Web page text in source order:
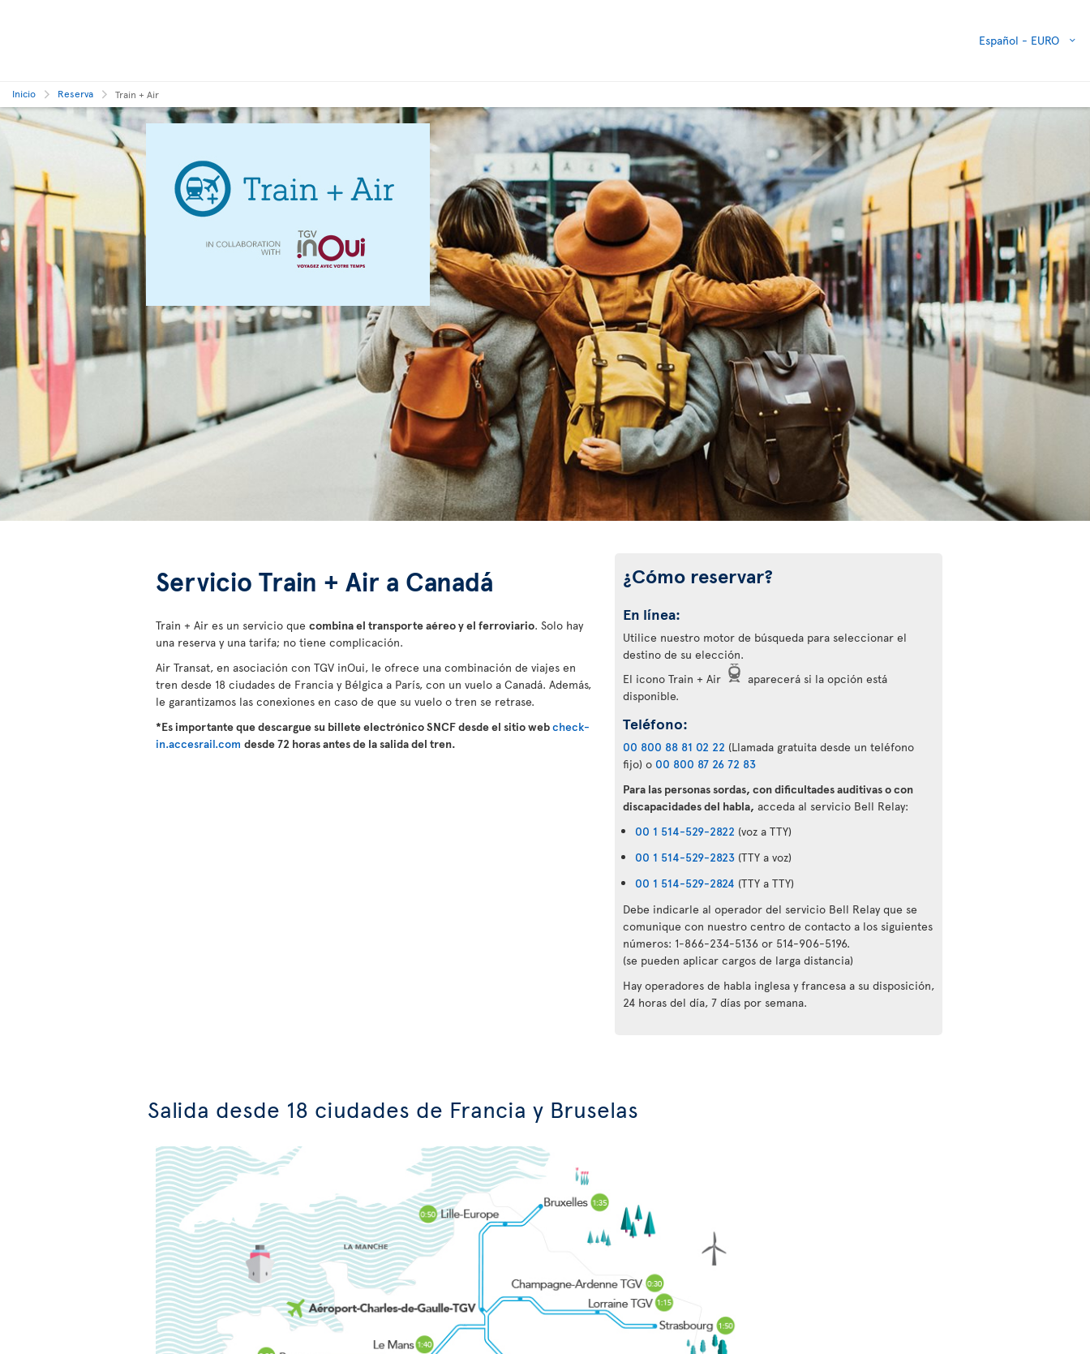
Español - EURO
Inicio Reserva Train + Air
Servicio Train + Air a Canadá
Train + Air es un servicio que combina el transporte aéreo y el ferroviario. Solo hay
una reserva y una tarifa; no tiene complicación.
Air Transat, en asociación con TGV inOui, le ofrece una combinación de viajes en
tren desde 18 ciudades de Francia y Bélgica a París, con un vuelo a Canadá. Además,
le garantizamos las conexiones en caso de que su vuelo o tren se retrase.
*Es importante que descargue su billete electrónico SNCF desde el sitio webcheck-
in.accesrail.com desde 72 horas antes de la salida del tren.
¿Cómo reservar?
En línea:
Utilice nuestro motor de búsqueda para seleccionar el
destino de su elección.
El icono Train + Air
aparecerá si la opción está
disponible.
Teléfono:
00 800 88 81 02 22 (Llamada gratuita desde un teléfono
fijo) o 00 800 87 26 72 83
Para las personas sordas, con dificultades auditivas o con
discapacidades del habla, acceda al servicio Bell Relay:
00 1 514-529-2822 (voz a TTY)
00 1 514-529-2823(TTY a voz)
00 1 514-529-2824 (TTY a TTY)
Debe indicarle al operador del servicio Bell Relay que se
comunique con nuestro centro de contacto a los siguientes
números: 1-866-234-5136 or 514-906-5196.
(se pueden aplicar cargos de larga distancia)
Hay operadores de habla inglesa y francesa a su disposición,
24 horas del día, 7 días por semana.
Salida desde 18 ciudades de Francia y Bruselas